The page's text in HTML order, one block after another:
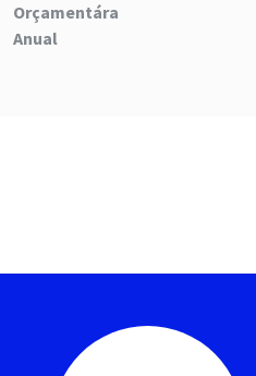
Orçamentára
Anual